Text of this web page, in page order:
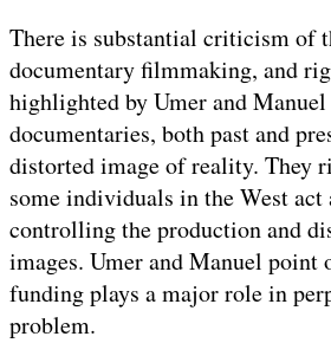
There is substantial criticism of
documentary filmmaking, and
highlighted by Umer and
documentaries, both past and
distorted image of reality. They
some individuals in the West act
controlling the production and
images. Umer and Manuel point
funding plays a major role in
problem.